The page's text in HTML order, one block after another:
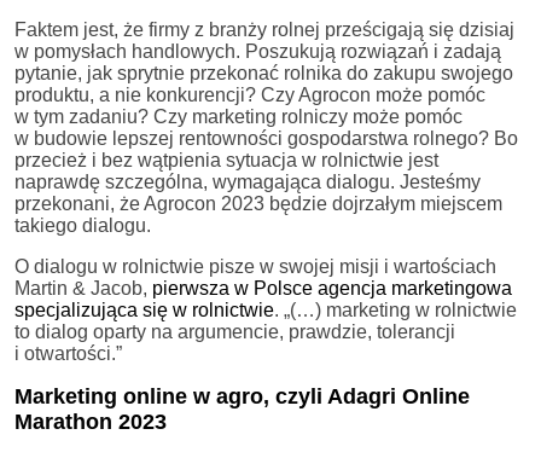
Faktem jest, że firmy z branży rolnej prześcigają się dzisiaj
w pomysłach handlowych. Poszukują rozwiązań i zadają
pytanie, jak sprytnie przekonać rolnika do zakupu swojego
produktu, a nie konkurencji? Czy Agrocon może pomóc
w tym zadaniu? Czy marketing rolniczy może pomóc
w budowie lepszej rentowności gospodarstwa rolnego? Bo
przecież i bez wątpienia sytuacja w rolnictwie jest
naprawdę szczególna, wymagająca dialogu. Jesteśmy
przekonani, że Agrocon 2023 będzie dojrzałym miejscem
takiego dialogu.
O dialogu w rolnictwie pisze w swojej misji i wartościach
Martin & Jacob, pierwsza w Polsce agencja marketingowa
specjalizująca się w rolnictwie. „(…) marketing w rolnictwie
to dialog oparty na argumencie, prawdzie, tolerancji
i otwartości.”
Marketing online w agro, czyli Adagri Online
Marathon 2023